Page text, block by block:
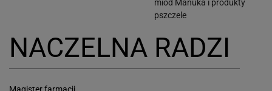
miód Manuka i produkty
pszczele
NACZELNA RADZI
Magister farmacji